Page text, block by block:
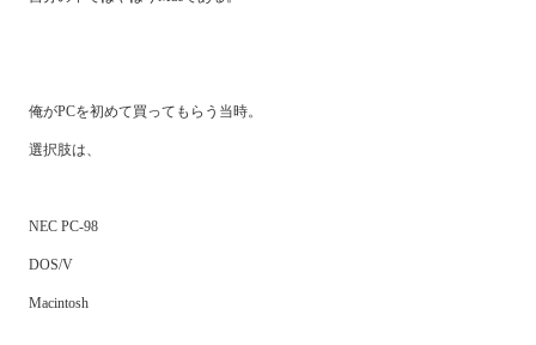
俺がPCを初めて買ってもらう当時。
選択肢は、
NEC PC-98
DOS/V
Macintosh